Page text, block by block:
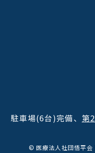
駐車場(6台)完備、 第
© 医療法人社団悟平会